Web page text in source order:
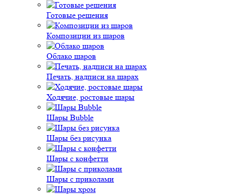
Готовые решения
Композиции из шаров
Облако шаров
Печать, надписи на шарах
Ходячие, ростовые шары
Шары Bubble
Шары без рисунка
Шары с конфетти
Шары с приколами